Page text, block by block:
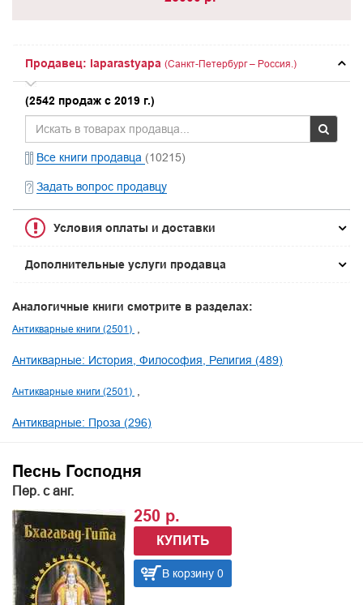
Продавец: laparastyapa (Санкт-Петербург – Россия.)
(2542 продаж с 2019 г.)
Все книги продавца (10215)
Задать вопрос продавцу
Условия оплаты и доставки
Дополнительные услуги продавца
Аналогичные книги смотрите в разделах:
Антикварные книги (2501)
Антикварные: История, Философия, Религия (489)
Антикварные книги (2501)
Антикварные: Проза (296)
Песнь Господня
Пер. с анг.
250 р.
КУПИТЬ
В корзину 0